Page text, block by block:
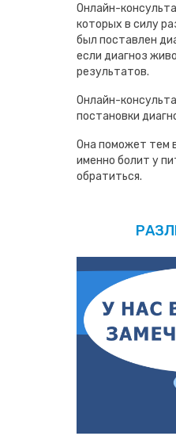
Онлайн-
которых в силу
был поставлен
если диагноз
результатов.
Онлайн-
постановки
Она поможет тем
именно болит у
обратиться.